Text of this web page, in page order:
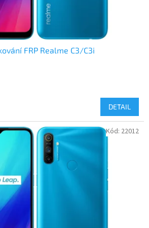
FRP Realme C3/C3i
DETAIL
Kód: 22012